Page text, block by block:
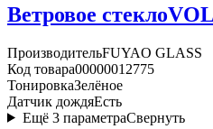
Ветровое стекло
ПроизводительFUYAO GLASS
Код товара00000012775
ТонировкаЗелёное
Датчик дождяЕсть
Ещё 3 параметраСвернуть